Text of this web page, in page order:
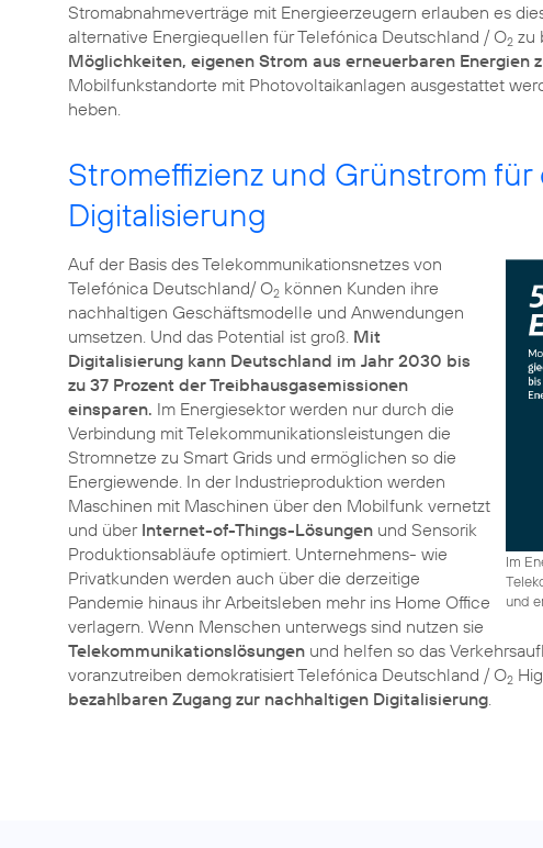
Stromabnahmeverträge mit Energieerzeugern erlauben es
alternative Energiequellen für Telefónica Deutschland / O2 zu
Möglichkeiten, eigenen Strom aus erneuerbaren Energien
Mobilfunkstandorte mit Photovoltaikanlagen ausgestattet
heben.
Stromeffizienz und Grünstrom
Digitalisierung
Im
und
Auf der Basis des Telekommunikationsnetzes von
Telefónica Deutschland/ O2 können Kunden ihre
nachhaltigen Geschäftsmodelle und Anwendungen
umsetzen. Und das Potential ist groß. Mit
Digitalisierung kann Deutschland im Jahr 2030 bis
zu 37 Prozent der Treibhausgasemissionen
einsparen. Im Energiesektor werden nur durch die
Verbindung mit Telekommunikationsleistungen die
Stromnetze zu Smart Grids und ermöglichen so die
Energiewende. In der Industrieproduktion werden
Maschinen mit Maschinen über den Mobilfunk vernetzt
und über Internet-of-Things-Lösungen und Sensorik
Produktionsabläufe optimiert. Unternehmens- wie
Privatkunden werden auch über die derzeitige
Pandemie hinaus ihr Arbeitsleben mehr ins Home Office
verlagern. Wenn Menschen unterwegs sind nutzen sie
Telekommunikationslösungen und helfen so das
voranzutreiben demokratisiert Telefónica Deutschland / O2
bezahlbaren Zugang zur nachhaltigen Digitalisierung.